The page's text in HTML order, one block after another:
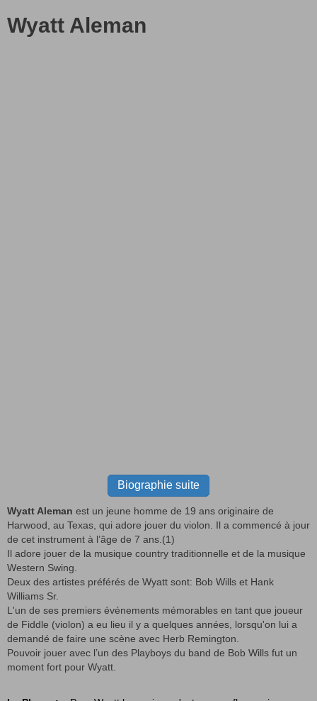
Wyatt Aleman
Biographie suite
Wyatt Aleman est un jeune homme de 19 ans originaire de
Harwood, au Texas, qui adore jouer du violon. Il a commencé à jour
de cet instrument à l’âge de 7 ans.(1)
Il adore jouer de la musique country traditionnelle et de la musique
Western Swing.
Deux des artistes préférés de Wyatt sont: Bob Wills et Hank
Williams Sr.
L'un de ses premiers événements mémorables en tant que joueur
de Fiddle (violon) a eu lieu il y a quelques années, lorsqu'on lui a
demandé de faire une scène avec Herb Remington.
Pouvoir jouer avec l’un des Playboys du band de Bob Wills fut un
moment fort pour Wyatt.